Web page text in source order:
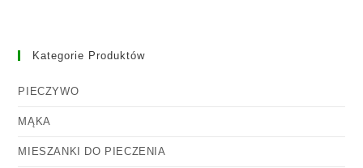
Kategorie Produktów
PIECZYWO
MĄKA
MIESZANKI DO PIECZENIA